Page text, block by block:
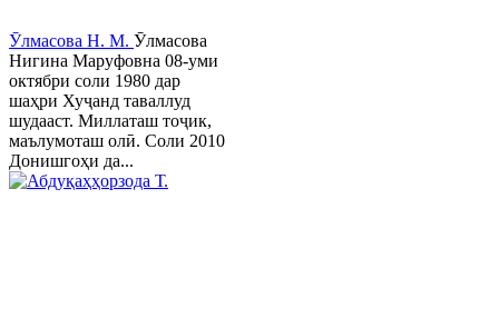
Ӯлмасова Н. М. Ӯлмасова
Нигина Маруфовна 08-уми
октябри соли 1980 дар
шаҳри Хуҷанд таваллуд
шудааст. Миллаташ тоҷик,
маълумоташ олӣ. Соли 2010
Донишгоҳи да...